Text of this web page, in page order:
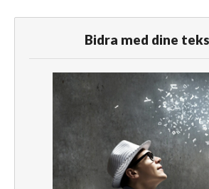
Bidra med dine